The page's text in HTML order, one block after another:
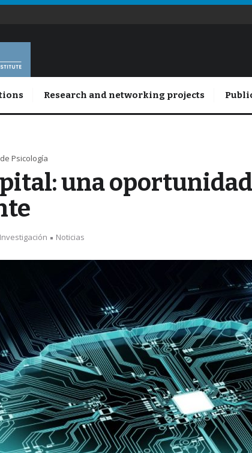
Research and networking projects
Psicología
una
Investigación Noticias